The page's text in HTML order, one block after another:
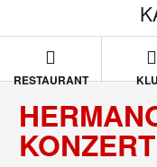
RESTAURANT
KONZERT